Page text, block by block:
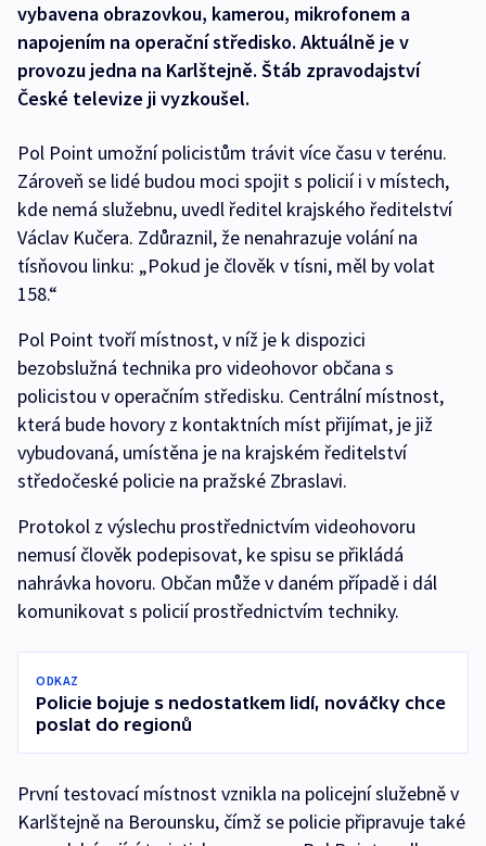
vybavena obrazovkou, kamerou, mikrofonem a
napojením na operační středisko. Aktuálně je v
provozu jedna na Karlštejně. Štáb zpravodajství
České televize ji vyzkoušel.
Pol Point umožní policistům trávit více času v terénu.
Zároveň se lidé budou moci spojit s policií i v místech,
kde nemá služebnu, uvedl ředitel krajského ředitelství
Václav Kučera. Zdůraznil, že nenahrazuje volání na
tísňovou linku: „Pokud je člověk v tísni, měl by volat
158.“
Pol Point tvoří místnost, v níž je k dispozici
bezobslužná technika pro videohovor občana s
policistou v operačním středisku. Centrální místnost,
která bude hovory z kontaktních míst přijímat, je již
vybudovaná, umístěna je na krajském ředitelství
středočeské policie na pražské Zbraslavi.
Protokol z výslechu prostřednictvím videohovoru
nemusí člověk podepisovat, ke spisu se přikládá
nahrávka hovoru. Občan může v daném případě i dál
komunikovat s policií prostřednictvím techniky.
ODKAZ
Policie bojuje s nedostatkem lidí, nováčky chce
poslat do regionů
První testovací místnost vznikla na policejní služebně v
Karlštejně na Berounsku, čímž se policie připravuje také